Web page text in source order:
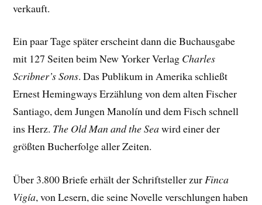
verkauft.
Ein paar Tage später erscheint dann die Buchausgabe
mit 127 Seiten beim New Yorker Verlag Charles
Scribner’s Sons. Das Publikum in Amerika schließt
Ernest Hemingways Erzählung von dem alten Fischer
Santiago, dem Jungen Manolín und dem Fisch schnell
ins Herz. The Old Man and the Seawird einer der
größten Bucherfolge aller Zeiten.
Über 3.800 Briefe erhält der Schriftsteller zurFinca
Vigía, von Lesern, die seine Novelle verschlungen haben